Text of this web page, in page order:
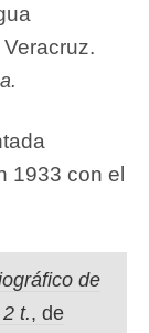
1933 con el
de
t., de